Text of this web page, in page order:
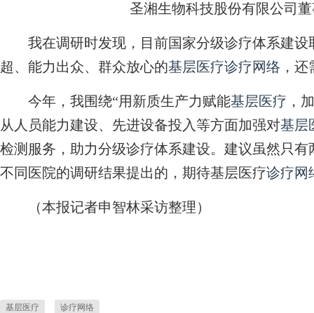
圣湘生物科技股份有限公司
我在调研时发现，目前国家分级诊疗体系建设
超、能力出众、群众放心的基层医疗诊疗网络 ，
今年，我围绕“用新质生产力赋能基层医疗 ，
从人员能力建设、先进设备投入等方面加强对基层
检测服务，助力分级诊疗体系建设。建议虽然只
不同医院的调研结果提出的，期待基层医疗诊疗网
（本报记者申智林采访整理）
基层医疗 诊疗网络